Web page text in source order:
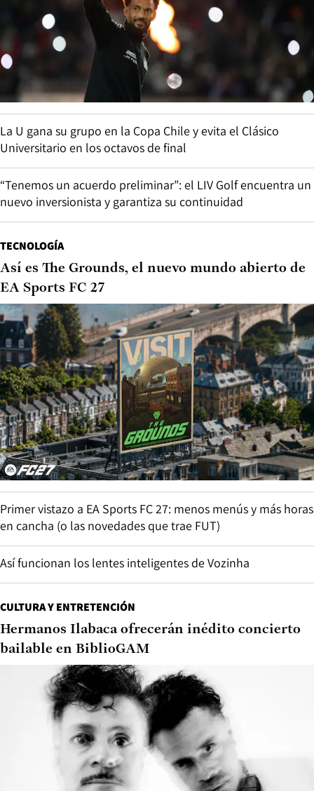
La U gana su grupo en la Copa Chile y evita el Clásico
Universitario en los octavos de final
“Tenemos un acuerdo preliminar”: el LIV Golf encuentra un
nuevo inversionista y garantiza su continuidad
TECNOLOGÍA
Así es The Grounds, el nuevo mundo abierto de
EA Sports FC 27
Primer vistazo a EA Sports FC 27: menos menús y más horas
en cancha (o las novedades que trae FUT)
Así funcionan los lentes inteligentes de Vozinha
CULTURA Y ENTRETENCIÓN
Hermanos Ilabaca ofrecerán inédito concierto
bailable en BiblioGAM